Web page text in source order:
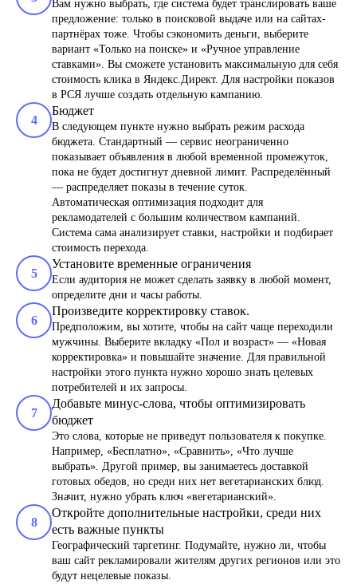
Вам нужно выбрать, где система будет транслировать ваше
предложение: только в поисковой выдаче или на сайтах-
партнёрах тоже. Чтобы сэкономить деньги, выберите
вариант «Только на поиске» и «Ручное управление
ставками». Вы сможете установить максимальную для себя
стоимость клика в Яндекс.Директ. Для настройки показов
в РСЯ лучше создать отдельную кампанию.
4
Бюджет
В следующем пункте нужно выбрать режим расхода
бюджета. Стандартный — сервис неограниченно
показывает объявления в любой временной промежуток,
пока не будет достигнут дневной лимит. Распределённый
— распределяет показы в течение суток.
Автоматическая оптимизация подходит для
рекламодателей с большим количеством кампаний.
Система сама анализирует ставки, настройки и подбирает
стоимость перехода.
5
Установите временные ограничения
Если аудитория не может сделать заявку в любой момент,
определите дни и часы работы.
6
Произведите корректировку ставок.
Предположим, вы хотите, чтобы на сайт чаще переходили
мужчины. Выберите вкладку «Пол и возраст» — «Новая
корректировка» и повышайте значение. Для правильной
настройки этого пункта нужно хорошо знать целевых
потребителей и их запросы.
7
Добавьте минус-слова, чтобы оптимизировать
бюджет
Это слова, которые не приведут пользователя к покупке.
Например, «Бесплатно», «Сравнить», «Что лучше
выбрать». Другой пример, вы занимаетесь доставкой
готовых обедов, но среди них нет вегетарианских блюд.
Значит, нужно убрать ключ «вегетарианский».
8
Откройте дополнительные настройки, среди них
есть важные пункты
Географический таргетинг. Подумайте, нужно ли, чтобы
ваш сайт рекламировали жителям других регионов или это
будут нецелевые показы.